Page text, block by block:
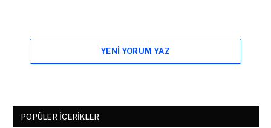
YENI YORUM YAZ
POPÜLER İÇERIKLER